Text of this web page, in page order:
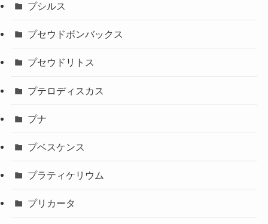
プシルス
プセウドボンバックス
プセウドリトス
プテロディスカス
プナ
プベスケンス
プラティケリウム
プリカータ